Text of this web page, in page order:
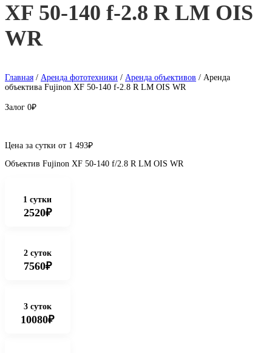
XF 50-140 f-2.8 R LM OIS
WR
Главная / Аренда фототехники / Аренда объективов / Аренда
объектива Fujinon XF 50-140 f-2.8 R LM OIS WR
Залог 0₽
Цена за сутки от 1 493₽
Объектив Fujinon XF 50-140 f/2.8 R LM OIS WR
1 сутки
2520₽
2 суток
7560₽
3 суток
10080₽